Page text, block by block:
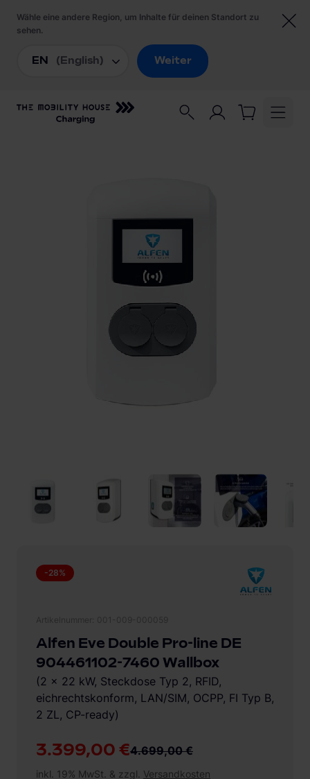
Ladestationen
Wallbox
-28%
3.399,00 €4.699,00 €
inkl. 19% MwSt. & zzgl. Versandkosten
Alfen Eve Double Pro-line DE
904461102-7460 Wallbox
(2 x 22 kW, Steckdose Typ 2, RFID,
eichrechtskonform, LAN/SIM, OCPP, FI Typ B,
2 ZL, CP-ready)